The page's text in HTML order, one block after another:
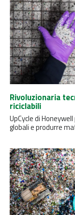
Rivoluzionaria
riciclabili
UpCycle di
globali e produrre